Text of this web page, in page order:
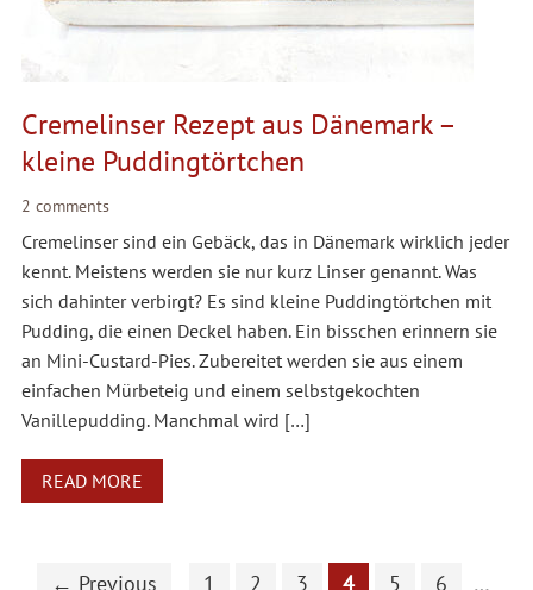
Cremelinser Rezept aus Dänemark –
kleine Puddingtörtchen
2 comments
Cremelinser sind ein Gebäck, das in Dänemark wirklich jeder
kennt. Meistens werden sie nur kurz Linser genannt. Was
sich dahinter verbirgt? Es sind kleine Puddingtörtchen mit
Pudding, die einen Deckel haben. Ein bisschen erinnern sie
an Mini-Custard-Pies. Zubereitet werden sie aus einem
einfachen Mürbeteig und einem selbstgekochten
Vanillepudding. Manchmal wird […]
READ MORE
← Previous 1 2 3 4 5 6
…